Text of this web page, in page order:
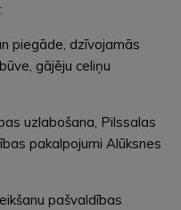
piegāde, dzīvojamās
gājēju celiņu
uzlabošana, Pilssalas
pakalpojumi Alūksnes
pašvaldības